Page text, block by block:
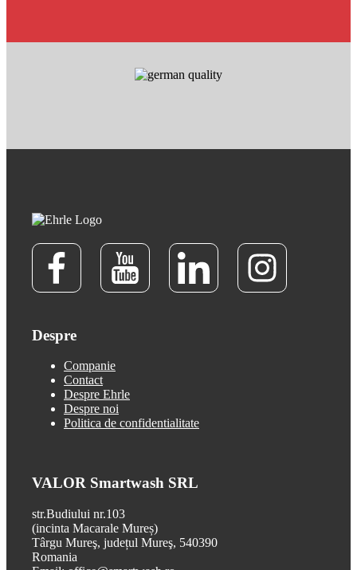
Despre
Companie
Contact
Despre Ehrle
Despre noi
Politica de confidentialitate
VALOR Smartwash SRL
str.Budiului nr.103
(incinta Macarale Mureș)
Târgu Mureş, județul Mureş, 540390
Romania